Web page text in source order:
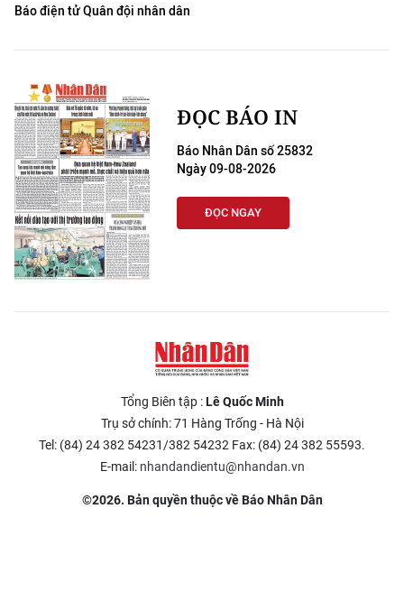
Báo điện tử Quân đội nhân dân
ĐỌC BÁO IN
Báo Nhân Dân số 25832
Ngày 09-08-2026
ĐỌC NGAY
Tổng Biên tập :Lê Quốc Minh
Trụ sở chính: 71 Hàng Trống - Hà Nội
Tel: (84) 24 382 54231/382 54232 Fax: (84) 24 382 55593.
E-mail: nhandandientu@nhandan.vn
©2026. Bản quyền thuộc về Báo Nhân Dân